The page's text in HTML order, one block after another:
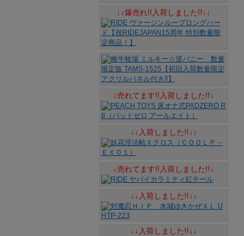
↓↓爆売れ!!入荷しました!!↓↓
↓売れてます!!入荷しました!!↓
↓↓入荷しました!!↓↓
↓売れてます!!入荷しました!!↓
↓↓入荷しました!!↓↓
↓↓入荷しました!!↓↓